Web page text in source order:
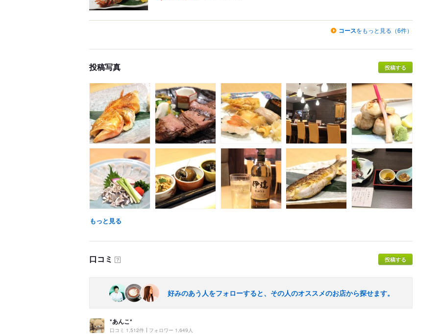
コースをもっと見る（6件）
投稿写真 投稿する
もっと見る
口コミ ？ 投稿する
好みのあう人をフォローすると、その人のオススメのお店から探せます。
*あんこ*
口コミ 1,512件 フォロワー 1,649人